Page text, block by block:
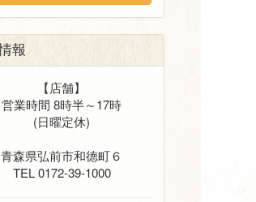
報
【店舗】
営業時間 8時半～17時
(日曜定休)
青森県弘前市和徳町６
TEL 0172-39-1000